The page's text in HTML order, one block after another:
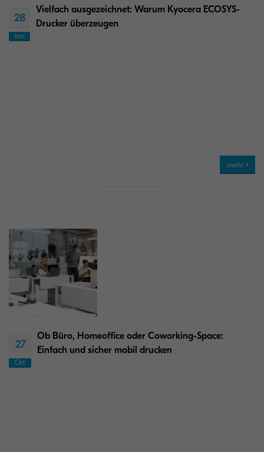
28
Jan
Vielfach ausgezeichnet: Warum Kyocera ECOSYS-
Drucker überzeugen
mehr
27
Oct
Ob Büro, Homeoffice oder Coworking-Space:
Einfach und sicher mobil drucken